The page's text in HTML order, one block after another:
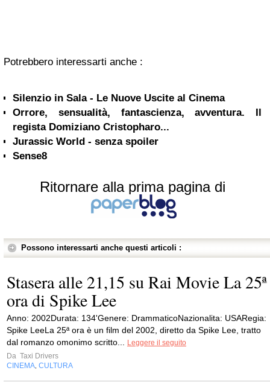
Potrebbero interessarti anche :
Silenzio in Sala - Le Nuove Uscite al Cinema
Orrore, sensualità, fantascienza, avventura. Il
regista Domiziano Cristopharo...
Jurassic World - senza spoiler
Sense8
Ritornare alla prima pagina di
Possono interessarti anche questi articoli :
Stasera alle 21,15 su Rai Movie La 25ª
ora di Spike Lee
Anno: 2002Durata: 134'Genere: DrammaticoNazionalita: USARegia:
Spike LeeLa 25ª ora è un film del 2002, diretto da Spike Lee, tratto
dal romanzo omonimo scritto...
Leggere il seguito
Da Taxi Drivers
CINEMA CULTURA